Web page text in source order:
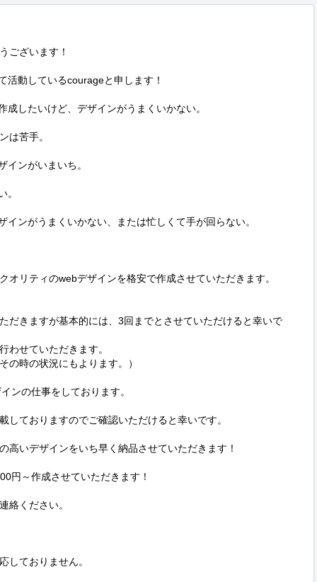
ございます！
活動しているcourageと申します！
したいけど、デザインがうまくいかない。
は苦手。
インがいまいち。
。
ンがうまくいかない、または忙しくて手が回らない。
オリティのwebデザインを格安で作成させていただきます。
だきますが基本的には、3回までとさせていただけると幸いで
せていただきます。
の時の状況にもよります。）
ンの仕事をしております。
しておりますのでご確認いただけると幸いです。
高いデザインをいち早く納品させていただきます！
円～作成させていただきます！
絡ください。
しておりません。